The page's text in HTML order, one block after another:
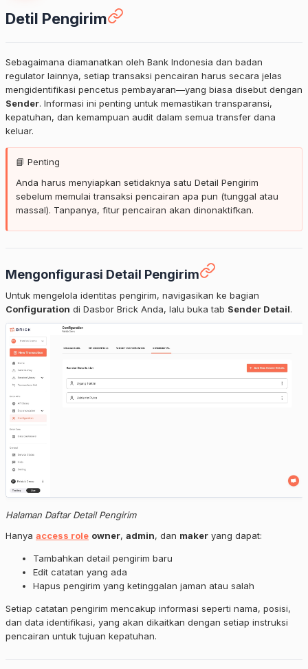
Detil Pengirim
Sebagaimana diamanatkan oleh Bank Indonesia dan badan
regulator lainnya, setiap transaksi pencairan harus secara jelas
mengidentifikasi pencetus pembayaran—yang biasa disebut dengan
Sender. Informasi ini penting untuk memastikan transparansi,
kepatuhan, dan kemampuan audit dalam semua transfer dana
keluar.
📘 Penting
Anda harus menyiapkan setidaknya satu Detail Pengirim
sebelum memulai transaksi pencairan apa pun (tunggal atau
massal). Tanpanya, fitur pencairan akan dinonaktifkan.
Mengonfigurasi Detail Pengirim
Untuk mengelola identitas pengirim, navigasikan ke bagian
Configuration di Dasbor Brick Anda, lalu buka tab Sender Detail.
Halaman Daftar Detail Pengirim
Hanya access role owner, admin, dan maker yang dapat:
Tambahkan detail pengirim baru
Edit catatan yang ada
Hapus pengirim yang ketinggalan jaman atau salah
Setiap catatan pengirim mencakup informasi seperti nama, posisi,
dan data identifikasi, yang akan dikaitkan dengan setiap instruksi
pencairan untuk tujuan kepatuhan.